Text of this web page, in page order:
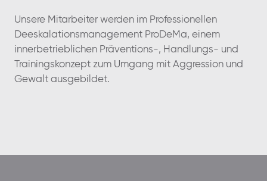
Unsere Mitarbeiter werden im Professionellen
Deeskalationsmanagement ProDeMa, einem
innerbetrieblichen Präventions-, Handlungs- und
Trainingskonzept zum Umgang mit Aggression und
Gewalt ausgebildet.